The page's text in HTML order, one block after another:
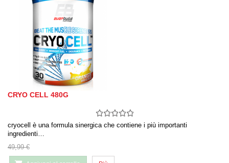
CRYO CELL 480G
cryocell è una formula sinergica che contiene i più importanti
ingredienti…
49,99 €